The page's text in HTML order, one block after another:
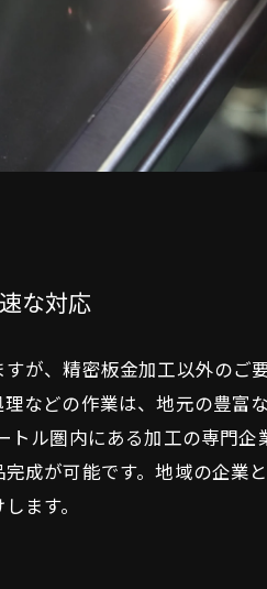
な対応
が、精密板金加工以外のご
などの作業は、地元の豊富
ル圏内にある加工の専門企
成が可能です。地域の企業
ます。